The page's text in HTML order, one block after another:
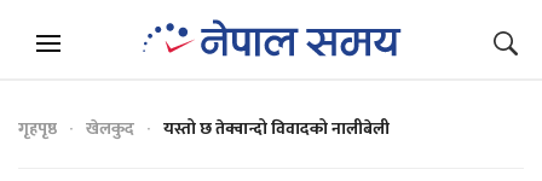
गृहपृष्ठ खेलकुद यस्तो छ तेक्वान्दो विवादको नालीबेली